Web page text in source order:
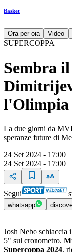
Basket
Ora per ora Video
SUPERCOPPA
Sembra il
l'Olimpia
La due giorni da
speranze future di
24 Set 2024 - 17:00
24 Set 2024 - 17:00
Segui
whatsapp
Josh Nebo schiaccia
5" sul cronometro.
Supercoppa 2024,